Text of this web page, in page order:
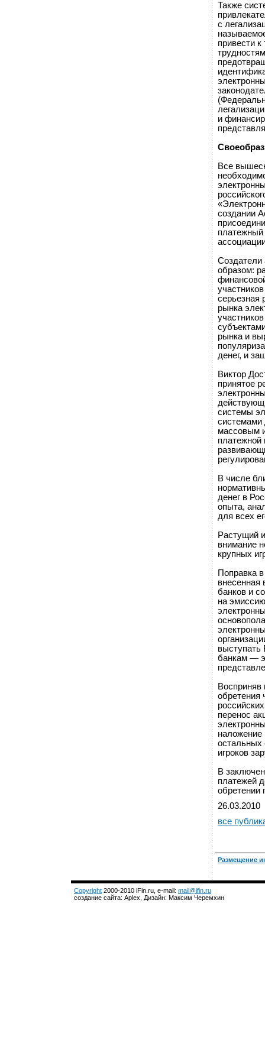
Также
с
привести
и
Все
создании
образом:
серьезная
рынка
рынка и
денег, и
Виктор
принятое
системы
системами
массовым
платежной
В числе
денег в
опыта,
для всех
Растущий
внимание
крупных
Поправка
внесенная
банков и
на
выступать
банкам —
обретения
перенос
наложение
остальных
игроков
В
платежей
обретении
26.03.2010
все
Размещение
Copyright 2000-2010 iFin.ru, e-mail: mail@ifin.ru
создание сайта: Aplex, Дизайн: Максим Черемхин